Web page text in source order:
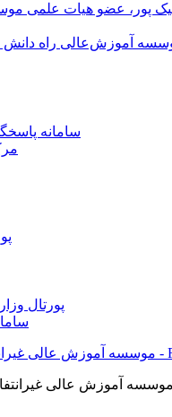
نیک پور، عضو هیات علمی
آموزش‌عالی راه دانش
سامانه
پورتال
موسسه آموزش عالی